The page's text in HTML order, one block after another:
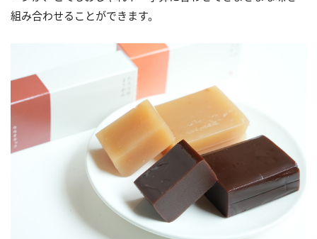
組み合わせることができます。